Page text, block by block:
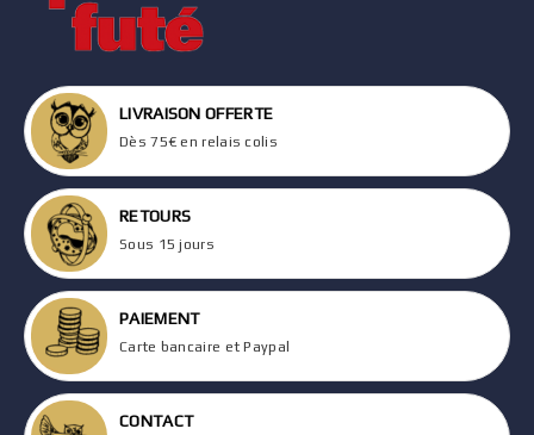
LIVRAISON OFFERTE
Dès 75€ en relais colis
RETOURS
Sous 15 jours
PAIEMENT
Carte bancaire et Paypal
CONTACT